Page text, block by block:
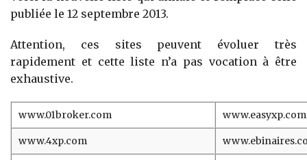
publiée le 12 septembre 2013.
Attention, ces sites peuvent évoluer très
rapidement et cette liste n’a pas vocation à être
exhaustive.
www.01broker.com www.easyxp.com
www.4xp.com